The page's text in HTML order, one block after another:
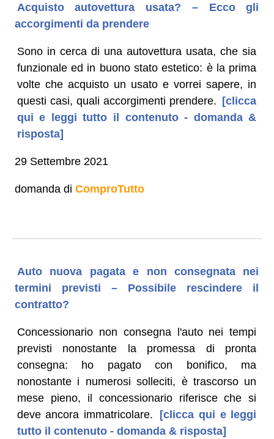
Acquisto autovettura usata? – Ecco gli
accorgimenti da prendere
Sono in cerca di una autovettura usata, che sia
funzionale ed in buono stato estetico: è la prima
volte che acquisto un usato e vorrei sapere, in
questi casi, quali accorgimenti prendere. [clicca
qui e leggi tutto il contenuto - domanda &
risposta]
29 Settembre 2021
domanda di ComproTutto
Auto nuova pagata e non consegnata nei
termini previsti – Possibile rescindere il
contratto?
Concessionario non consegna l'auto nei tempi
previsti nonostante la promessa di pronta
consegna: ho pagato con bonifico, ma
nonostante i numerosi solleciti, è trascorso un
mese pieno, il concessionario riferisce che si
deve ancora immatricolare.
[clicca qui e leggi
tutto il contenuto - domanda & risposta]